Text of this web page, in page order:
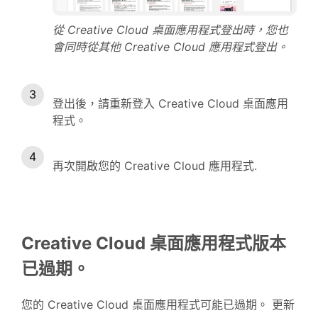
從 Creative Cloud 桌面應用程式登出時，您也
會同時從其他 Creative Cloud 應用程式登出。
登出後，請重新登入 Creative Cloud 桌面應用
程式。
再次開啟您的 Creative Cloud 應用程式.
Creative Cloud 桌面應用程式版本
已過期。
您的 Creative Cloud 桌面應用程式可能已過期。 更新